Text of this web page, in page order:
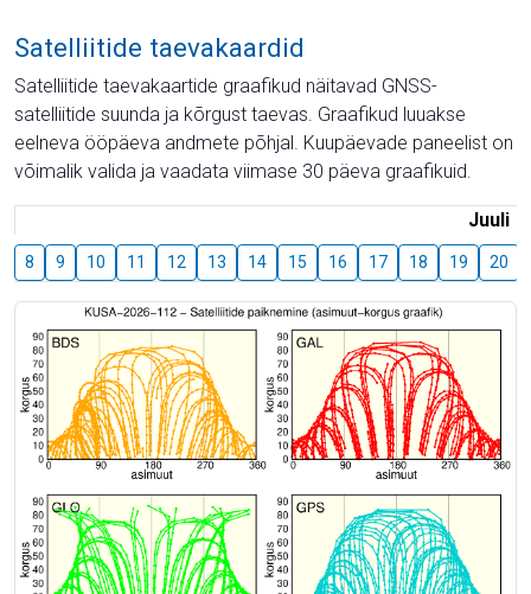
Satelliitide taevakaardid
Satelliitide taevakaartide graafikud näitavad GNSS-
satelliitide suunda ja kõrgust taevas. Graafikud luuakse
eelneva ööpäeva andmete põhjal. Kuupäevade paneelist on
võimalik valida ja vaadata viimase 30 päeva graafikuid.
Juuli
8 9 10 11 12 13 14 15 16 17 18 19 20